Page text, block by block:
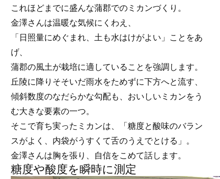
これほどまでに盛んな蒲郡でのミカンづくり。
金澤さんは温暖な気候にくわえ、
「日照量にめぐまれ、土も水はけがよい」ことをあ
げ、
蒲郡の風土が栽培に適していることを強調します。
丘陵に降りそそいだ雨水をためずに下方へと流す、
傾斜数度のなだらかな勾配も、おいしいミカンをう
む大きな要素の一つ。
そこで育ち実ったミカンは、「糖度と酸味のバラン
スがよく、内袋がうすくて舌のうえでとける」。
金澤さんは胸を張り、自信をこめて話します。
糖度や酸度を瞬時に測定